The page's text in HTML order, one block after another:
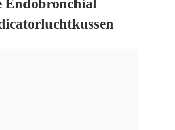
Endobronchial